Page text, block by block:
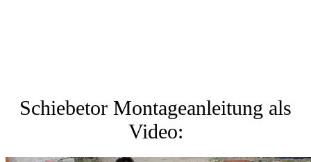
Schiebetor Montageanleitung als
Video: